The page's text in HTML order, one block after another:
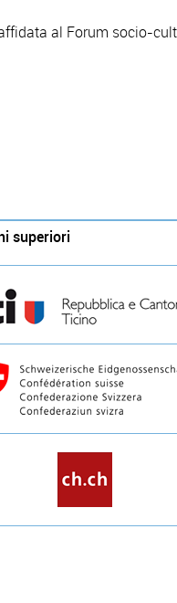
al Forum socio-
superiori